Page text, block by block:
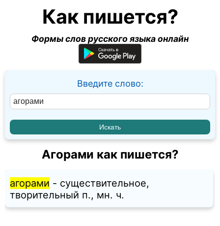
Как пишется?
Формы слов русского языка онлайн
Введите слово:
Агорами как пишется?
агорами - существительное,
творительный п., мн. ч.